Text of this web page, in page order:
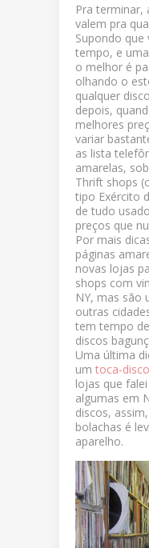
Pra terminar,
valem pra
Supondo
tempo, e
o melhor é
olhando o
qualquer
depois,
melhores
variar
as lista
amarelas,
Thrift shops
tipo Exército
de tudo
preços que
Por mais
páginas
novas lojas
shops com
NY, mas são
outras
tem tempo
discos
Uma última
um toca-
lojas que
algumas em
discos,
bolachas é
aparelho.